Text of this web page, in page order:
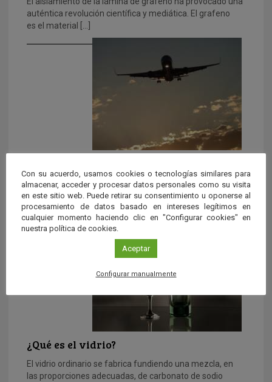
auténtica revolución científica y mediática. El grafeno
es el material […]
La fibra de carbono se desarrolló inicialmente para la
industria aeronáutica y espacial, pero se ha extendido a
[…]
¿Qué es el vidrio?
El vidrio ordinario se fabrica fundiendo una mezcla, en
las proporciones adecuadas, de carbonato de sodio
Con su acuerdo, usamos cookies o tecnologías similares para
almacenar, acceder y procesar datos personales como su visita
en este sitio web. Puede retirar su consentimiento u oponerse al
procesamiento de datos basado en intereses legítimos en
cualquier momento haciendo clic en "Configurar cookies" en
nuestra política de cookies.
Aceptar
Configurar manualmente